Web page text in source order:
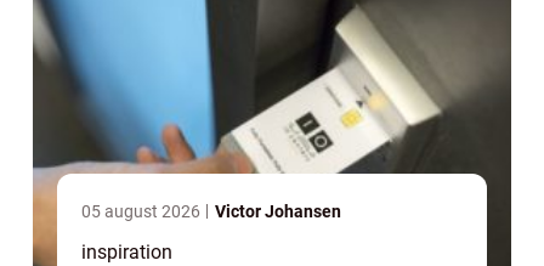
05 august 2026 Victor Johansen
inspiration